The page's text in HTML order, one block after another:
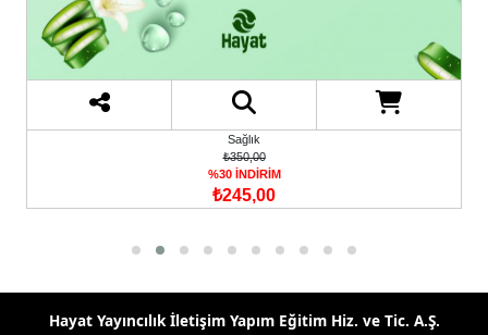
Gençlik
₺240,00
%30 İNDİRİM
₺168,00
Hayat Yayıncılık İletişim Yapım Eğitim Hiz. ve Tic. A.Ş.